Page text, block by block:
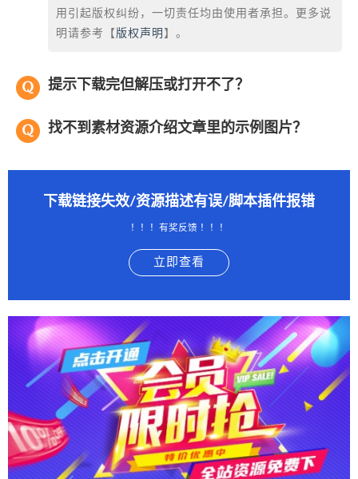
用引起版权纠纷，一切责任均由使用者承担。更多说
明请参考【 版权声明 】。
提示下载完但解压或打开不了？
找不到素材资源介绍文章里的示例图片？
下载链接失效/资源描述有误/脚本插件报错
！！！有奖反馈 ！！！
立即查看